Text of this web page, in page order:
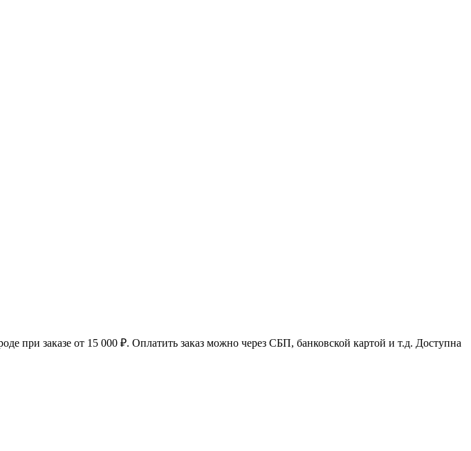
при заказе от 15 000 ₽. Оплатить заказ можно через СБП, банковской картой и т.д. Доступна